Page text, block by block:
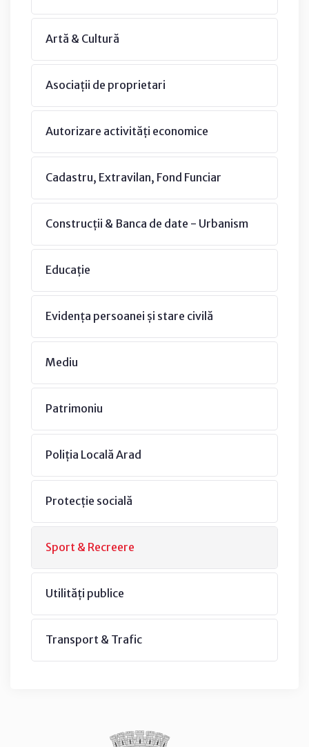
Artă & Cultură
Asociații de proprietari
Autorizare activități economice
Cadastru, Extravilan, Fond Funciar
Construcții & Banca de date - Urbanism
Educație
Evidența persoanei și stare civilă
Mediu
Patrimoniu
Poliția Locală Arad
Protecție socială
Sport & Recreere
Utilități publice
Transport & Trafic